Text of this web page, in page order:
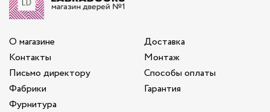
О магазине
Контакты
Письмо директору
Фабрики
Фурнитура
Доставка
Монтаж
Способы оплаты
Гарантия